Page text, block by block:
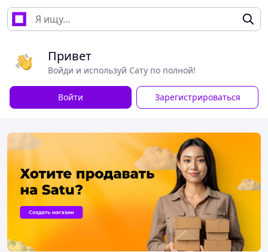
Привет
Войди и используй Сату по полной!
Войти Зарегистрироваться